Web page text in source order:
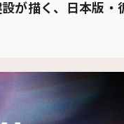
が描く、日本版・